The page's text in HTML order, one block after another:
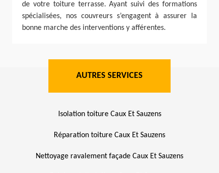
de votre toiture terrasse. Ayant suivi des formations
spécialisées, nos couvreurs s’engagent à assurer la
bonne marche des interventions y afférentes.
AUTRES SERVICES
Isolation toiture Caux Et Sauzens
Réparation toiture Caux Et Sauzens
Nettoyage ravalement façade Caux Et Sauzens